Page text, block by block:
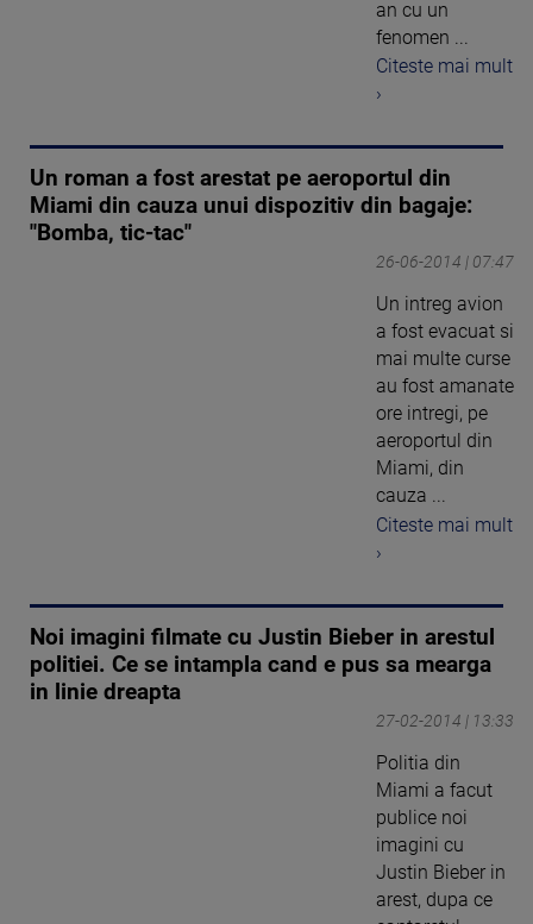
an cu un
fenomen ...
Citeste mai mult
›
Un roman a fost arestat pe aeroportul din
Miami din cauza unui dispozitiv din bagaje:
"Bomba, tic-tac"
26-06-2014 | 07:47
Un intreg avion
a fost evacuat si
mai multe curse
au fost amanate
ore intregi, pe
aeroportul din
Miami, din
cauza ...
Citeste mai mult
›
Noi imagini filmate cu Justin Bieber in arestul
politiei. Ce se intampla cand e pus sa mearga
in linie dreapta
27-02-2014 | 13:33
Politia din
Miami a facut
publice noi
imagini cu
Justin Bieber in
arest, dupa ce